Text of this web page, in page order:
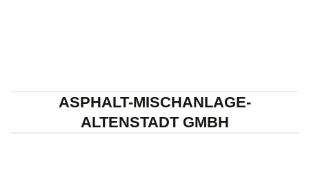
ASPHALT-MISCHANLAGE-
ALTENSTADT GMBH